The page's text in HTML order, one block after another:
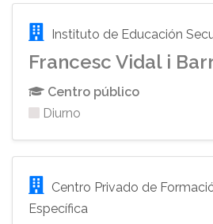
Instituto de Educación
Francesc Vidal i
Centro público
Diurno
Centro Privado de
Específica